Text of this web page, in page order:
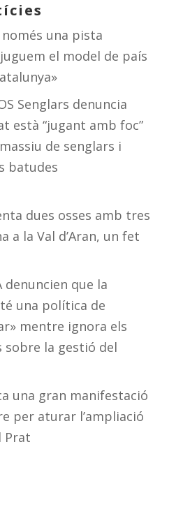
una pista
el model de país
Senglars denuncia
està “jugant amb foc”
de senglars i
batudes
dues osses amb tres
a la Val d’Aran, un fet
denuncien que la
una política de
mentre ignora els
la gestió del
una gran manifestació
per aturar l’ampliació
Prat